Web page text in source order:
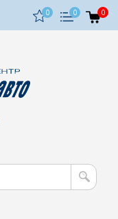
0 0 0